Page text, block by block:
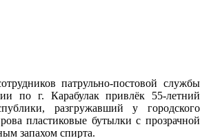
патрульно-постовой службы
по г. Карабулак привлёк 55-летний
разгружавший у городского
пластиковые бутылки с прозрачной
запахом спирта.